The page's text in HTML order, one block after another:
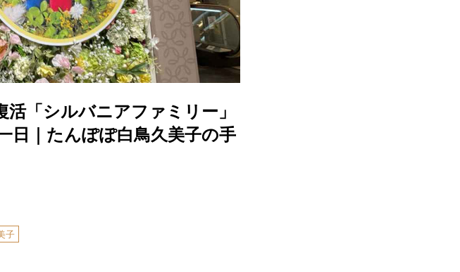
「シルバニアファミリー」
日｜たんぽぽ白鳥久美子の手
子